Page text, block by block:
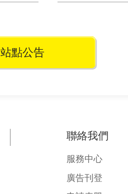
站點公告
聯絡我們
服務中心
廣告刊登